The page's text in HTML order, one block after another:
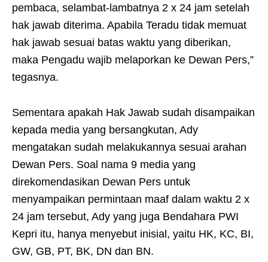
pembaca, selambat-lambatnya 2 x 24 jam setelah
hak jawab diterima. Apabila Teradu tidak memuat
hak jawab sesuai batas waktu yang diberikan,
maka Pengadu wajib melaporkan ke Dewan Pers,”
tegasnya.
Sementara apakah Hak Jawab sudah disampaikan
kepada media yang bersangkutan, Ady
mengatakan sudah melakukannya sesuai arahan
Dewan Pers. Soal nama 9 media yang
direkomendasikan Dewan Pers untuk
menyampaikan permintaan maaf dalam waktu 2 x
24 jam tersebut, Ady yang juga Bendahara PWI
Kepri itu, hanya menyebut inisial, yaitu HK, KC, BI,
GW, GB, PT, BK, DN dan BN.